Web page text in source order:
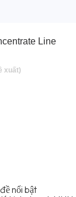
Line
nổi bật